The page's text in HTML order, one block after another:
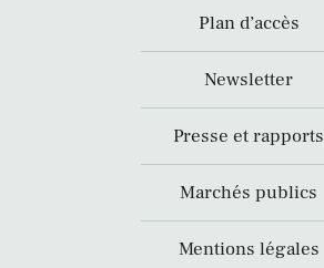
Plan d’accès
Newsletter
Presse et rapports
Marchés publics
Mentions légales